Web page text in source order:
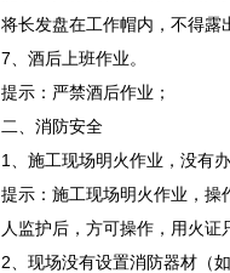
将长发盘在工作帽内，不得露
7、酒后上班作业。
提示：严禁酒后作业；
二、消防安全
1、施工现场明火作业，没有
提示：施工现场明火作业，操
人监护后，方可操作，用火证
2、现场没有设置消防器材（